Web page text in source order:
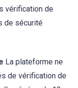
vérification de
de sécurité
La plateforme ne
de vérification de